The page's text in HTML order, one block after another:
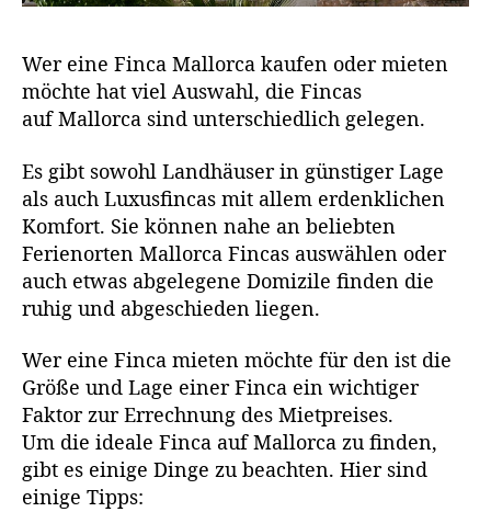
Wer eine Finca Mallorca kaufen oder mieten
möchte hat viel Auswahl, die Fincas
auf Mallorca sind unterschiedlich gelegen.
Es gibt sowohl Landhäuser in günstiger Lage
als auch Luxusfincas mit allem erdenklichen
Komfort. Sie können nahe an beliebten
Ferienorten Mallorca Fincas auswählen oder
auch etwas abgelegene Domizile finden die
ruhig und abgeschieden liegen.
Wer eine Finca mieten möchte für den ist die
Größe und Lage einer Finca ein wichtiger
Faktor zur Errechnung des Mietpreises.
Um die ideale Finca auf Mallorca zu finden,
gibt es einige Dinge zu beachten. Hier sind
einige Tipps: